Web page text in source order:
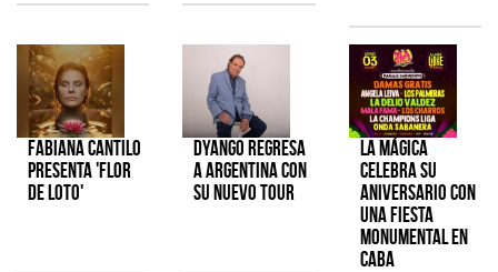
Fabiana Cantilo
presenta 'Flor
de Loto'
Dyango regresa
a Argentina con
su nuevo tour
La Mágica
celebra su
aniversario con
una fiesta
monumental en
CABA